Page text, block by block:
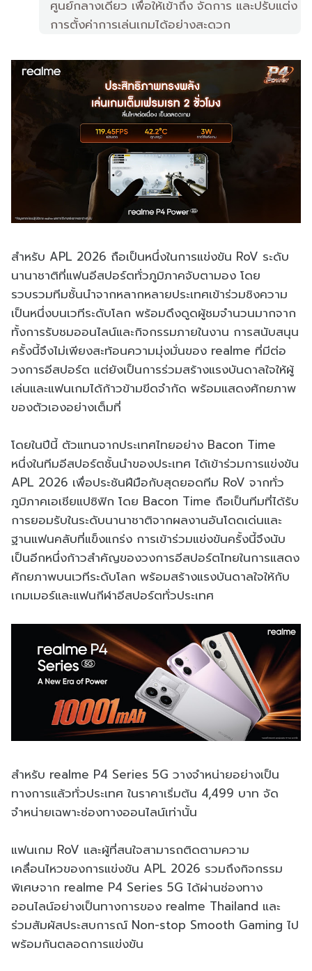
ศูนย์กลางเดียว เพื่อให้เข้าถึง จัดการ และปรับแต่ง
การตั้งค่าการเล่นเกมได้อย่างสะดวก
สำหรับ APL 2026 ถือเป็นหนึ่งในการแข่งขัน RoV ระดับ
นานาชาติที่แฟนอีสปอร์ตทั่วภูมิภาคจับตามอง โดย
รวบรวมทีมชั้นนำจากหลากหลายประเทศเข้าร่วมชิงความ
เป็นหนึ่งบนเวทีระดับโลก พร้อมดึงดูดผู้ชมจำนวนมากจาก
ทั้งการรับชมออนไลน์และกิจกรรมภายในงาน การสนับสนุน
ครั้งนี้จึงไม่เพียงสะท้อนความมุ่งมั่นของ realme ที่มีต่อ
วงการอีสปอร์ต แต่ยังเป็นการร่วมสร้างแรงบันดาลใจให้ผู้
เล่นและแฟนเกมได้ก้าวข้ามขีดจำกัด พร้อมแสดงศักยภาพ
ของตัวเองอย่างเต็มที่
โดยในปีนี้ ตัวแทนจากประเทศไทยอย่าง Bacon Time
หนึ่งในทีมอีสปอร์ตชั้นนำของประเทศ ได้เข้าร่วมการแข่งขัน
APL 2026 เพื่อประชันฝีมือกับสุดยอดทีม RoV จากทั่ว
ภูมิภาคเอเชียแปซิฟิก โดย Bacon Time ถือเป็นทีมที่ได้รับ
การยอมรับในระดับนานาชาติจากผลงานอันโดดเด่นและ
ฐานแฟนคลับที่แข็งแกร่ง การเข้าร่วมแข่งขันครั้งนี้จึงนับ
เป็นอีกหนึ่งก้าวสำคัญของวงการอีสปอร์ตไทยในการแสดง
ศักยภาพบนเวทีระดับโลก พร้อมสร้างแรงบันดาลใจให้กับ
เกมเมอร์และแฟนกีฬาอีสปอร์ตทั่วประเทศ
สำหรับ realme P4 Series 5G วางจำหน่ายอย่างเป็น
ทางการแล้วทั่วประเทศ ในราคาเริ่มต้น 4,499 บาท จัด
จำหน่ายเฉพาะช่องทางออนไลน์เท่านั้น
แฟนเกม RoV และผู้ที่สนใจสามารถติดตามความ
เคลื่อนไหวของการแข่งขัน APL 2026 รวมถึงกิจกรรม
พิเศษจาก realme P4 Series 5G ได้ผ่านช่องทาง
ออนไลน์อย่างเป็นทางการของ realme Thailand และ
ร่วมสัมผัสประสบการณ์ Non-stop Smooth Gaming ไป
พร้อมกันตลอดการแข่งขัน